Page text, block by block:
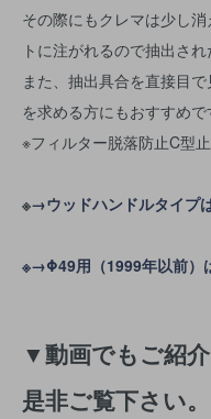
その際にもクレマは少し
トに注がれるので抽出さ
また、抽出具合を直接目
を求める方にもおすすめで
※フィルター脱落防止C型
※→ウッドハンドルタイプ
※→Φ49用（1999年以前）
▼動画でもご紹
是非ご覧下さい。